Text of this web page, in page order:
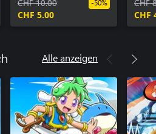
CHF 10.00
CHF 5.00
-50%
CHF
CHF
Alle anzeigen